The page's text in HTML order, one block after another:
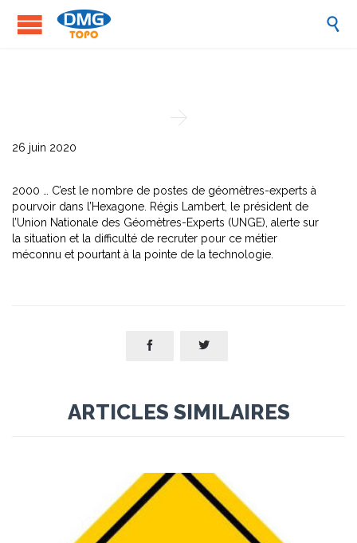


26 juin 2020
2000 … C’est le nombre de postes de géomètres-experts à
pourvoir dans l’Hexagone. Régis Lambert, le président de
l’Union Nationale des Géomètres-Experts (UNGE), alerte sur
la situation et la difficulté de recruter pour ce métier
méconnu et pourtant à la pointe de la technologie.
 
ARTICLES SIMILAIRES